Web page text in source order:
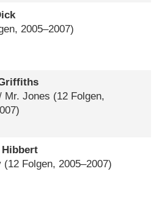
2005⁠–⁠2007)
Mr. Jones (12 Folgen,
(12 Folgen, 2005⁠–⁠2007)